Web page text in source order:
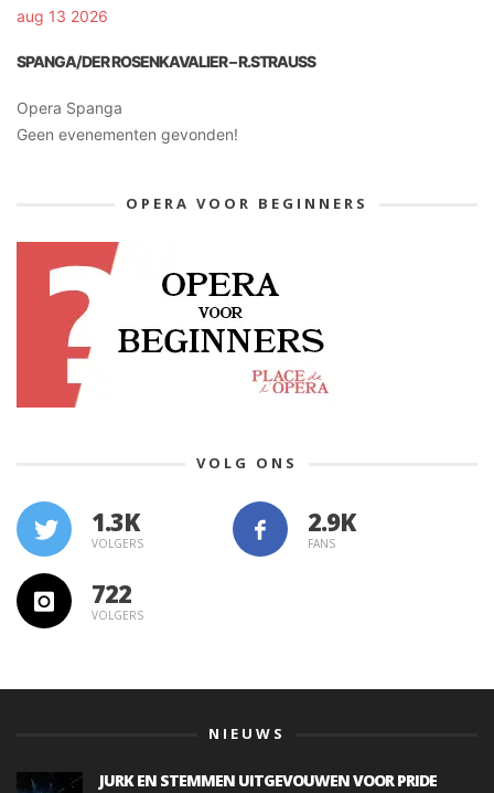
aug 13 2026
SPANGA/DER ROSENKAVALIER – R.STRAUSS
Opera Spanga
Geen evenementen gevonden!
OPERA VOOR BEGINNERS
VOLG ONS
1.3K
VOLGERS FANS
722
VOLGERS
NIEUWS
JURK EN STEMMEN UITGEVOUWEN VOOR PRIDE